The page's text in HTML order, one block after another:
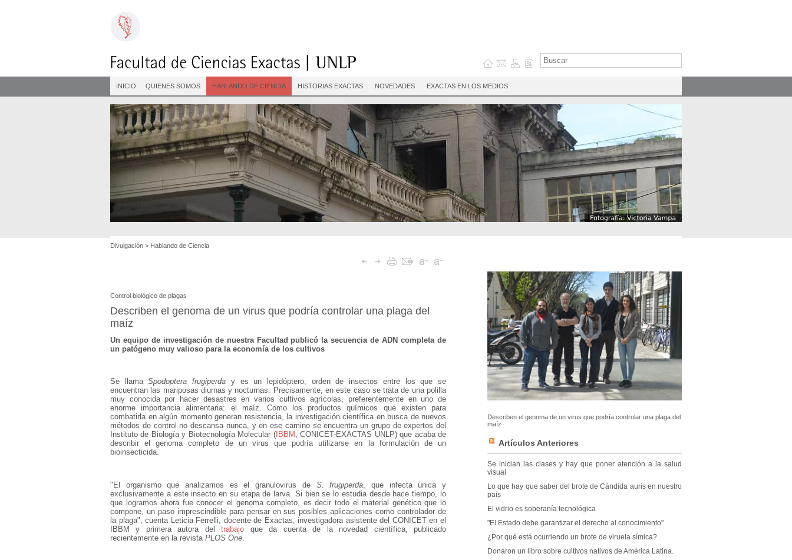
INICIO QUIENES SOMOS HABLANDO DE CIENCIA HISTORIAS EXACTAS NOVEDADES EXACTAS EN LOS MEDIOS
Divulgación > Hablando de Ciencia
Control biológico de plagas
Describen el genoma de un virus que podría controlar una plaga del
maíz
Un equipo de investigación de nuestra Facultad publicó la secuencia de ADN completa de
un patógeno muy valioso para la economía de los cultivos
Se llamaSpodoptera frugiperda y es un lepidóptero, orden de insectos entre los que se
encuentran las mariposas diurnas y nocturnas. Precisamente, en este caso se trata de una polilla
muy conocida por hacer desastres en varios cultivos agrícolas, preferentemente en uno de
enorme importancia alimentaria: el maíz. Como los productos químicos que existen para
combatirla en algún momento generan resistencia, la investigación científica en busca de nuevos
métodos de control no descansa nunca, y en ese camino se encuentra un grupo de expertos del
Instituto de Biología y Biotecnología Molecular (IBBM , CONICET-EXACTAS UNLP) que acaba de
describir el genoma completo de un virus que podría utilizarse en la formulación de un
bioinsecticida.
"El organismo que analizamos es el granulovirus de S. frugiperda , que infecta única y
exclusivamente a este insecto en su etapa de larva. Si bien se lo estudia desde hace tiempo, lo
que logramos ahora fue conocer el genoma completo, es decir todo el material genético que lo
compone, un paso imprescindible para pensar en sus posibles aplicaciones como controlador de
la plaga", cuenta Leticia Ferrelli, docente de Exactas, investigadora asistente del CONICET en el
IBBM y primera autora deltrabajo que da cuenta de la novedad científica, publicado
recientemente en la revista PLOS One
Describen el genoma de un virus que podría controlar una plaga del
maíz
Artículos Anteriores
Se inician las clases y hay que poner atención a la salud
visual
Lo que hay que saber del brote de Cándida auris en nuestro
país
El vidrio es soberanía tecnológica
"El Estado debe garantizar el derecho al conocimiento"
¿Por qué está ocurriendo un brote de viruela símica?
Donaron un libro sobre cultivos nativos de América Latina.